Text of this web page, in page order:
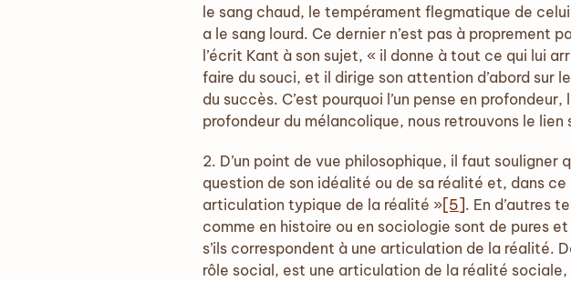
le sang chaud, le tempérament flegmatique de
a le sang lourd. Ce dernier n’est pas à proprement
l’écrit Kant à son sujet, « il donne à tout ce qui lui
faire du souci, et il dirige son attention d’abord sur
du succès. C’est pourquoi l’un pense en
profondeur du mélancolique, nous retrouvons le
2. D’un point de vue philosophique, il faut
question de son idéalité ou de sa réalité et, dans
articulation typique de la réalité »[5]. En d’autres
comme en histoire ou en sociologie sont de pures
s’ils correspondent à une articulation de la réalité.
rôle social, est une articulation de la réalité